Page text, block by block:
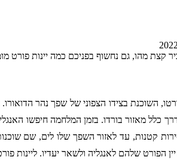
קצת מהו, גם נחשוף בפניכם כמה יינות פורט
הפורט שלהם לאנגליה ולשאר יעדיו.